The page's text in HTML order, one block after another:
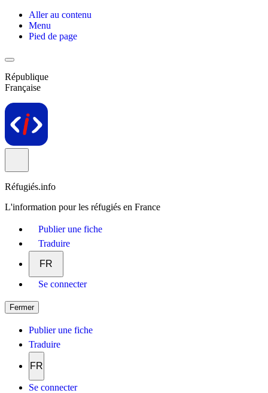
Aller au contenu
Menu
Pied de page
République
Française
Réfugiés.info
L'information pour les réfugiés en France
Publier une fiche
Traduire
FR
Se connecter
Fermer
Publier une fiche
Traduire
FR
Se connecter